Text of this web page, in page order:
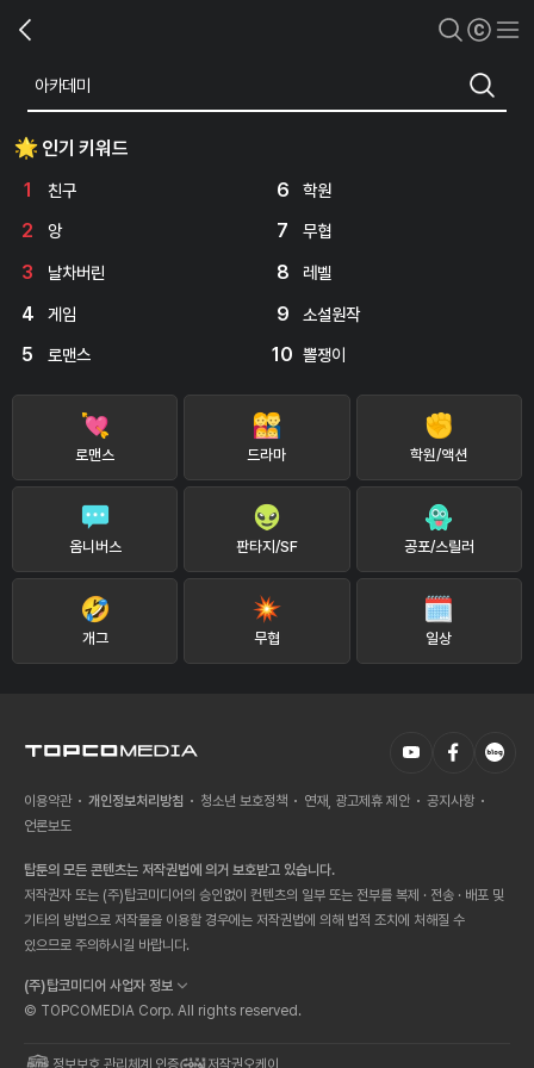
인기 키워드
1
친구
2 앙
3 날차버린
4 게임
5 로맨스
6 학원
7 무협
8 레벨
9 소설원작
10 뽈쟁이
로맨스 드라마 학원/액션
옴니버스 판타지/SF 공포/스릴러
개그 무협 일상
이용약관 개인정보처리방침 청소년 보호정책 연재, 광고제휴 제안
공지사항
언론보도
탑툰의 모든 콘텐츠는 저작권법에 의거 보호받고 있습니다.
저작권자 또는 (주)탑코미디어의 승인없이 컨텐츠의 일부 또는 전부를 복제 · 전송 · 배포 및
기타의 방법으로 저작물을 이용할 경우에는 저작권법에 의해 법적 조치에 처해질 수
있으므로 주의하시길 바랍니다.
(주)탑코미디어 사업자 정보
© TOPCOMEDIA Corp. All rights reserved.
정보보호 관리체계 인증 저작권오케이